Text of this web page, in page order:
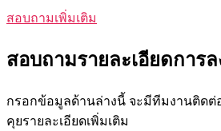
สอบถามเพิ่มเติม
สอบถามรายละเอียดการ
กรอกข้อมูลด้านล่างนี้ จะมีทีมงานติดต่
คุยรายละเอียดเพิ่มเติม